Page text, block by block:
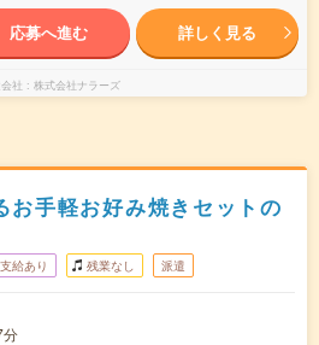
応募へ進む 詳しく見る
社 株式会社ナラーズ
お手軽お好み焼きセットの
給あり 残業なし 派遣
分